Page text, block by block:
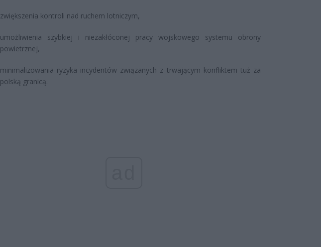
zwiększenia kontroli nad ruchem lotniczym,
umożliwienia szybkiej i niezakłóconej pracy wojskowego systemu obrony
powietrznej,
minimalizowania ryzyka incydentów związanych z trwającym konfliktem tuż za
polską granicą.